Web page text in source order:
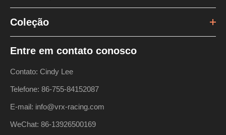
Coleção
Entre em contato conosco
Contato: Cindy Lee
Telefone: 86-755-84152087
E-mail: info@vrx-racing.com
WeChat: 86-13926500169